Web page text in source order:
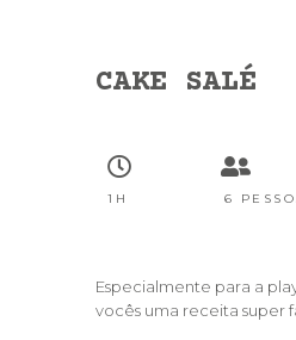
CAKE SALÉ
1H 6
Especialmente para a
vocês uma receita super